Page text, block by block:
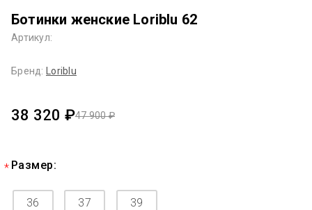
Ботинки женские Loriblu 62
Артикул:
Бренд: Loriblu
47 900 ₽
38 320 ₽
Размер:
36 37 39